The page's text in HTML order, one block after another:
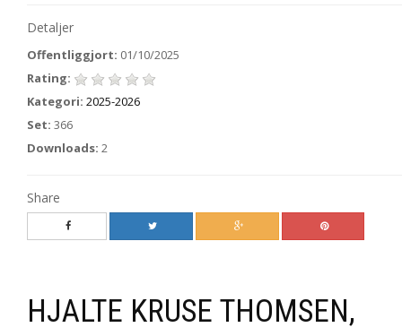
Detaljer
Offentliggjort: 01/10/2025
Rating:
Kategori: 2025-2026
Set: 366
Downloads: 2
Share
HJALTE KRUSE THOMSEN,